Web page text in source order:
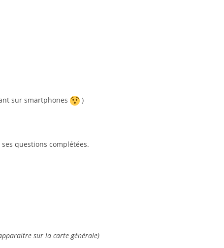
sur smartphones
)
questions complétées.
sur la carte générale)